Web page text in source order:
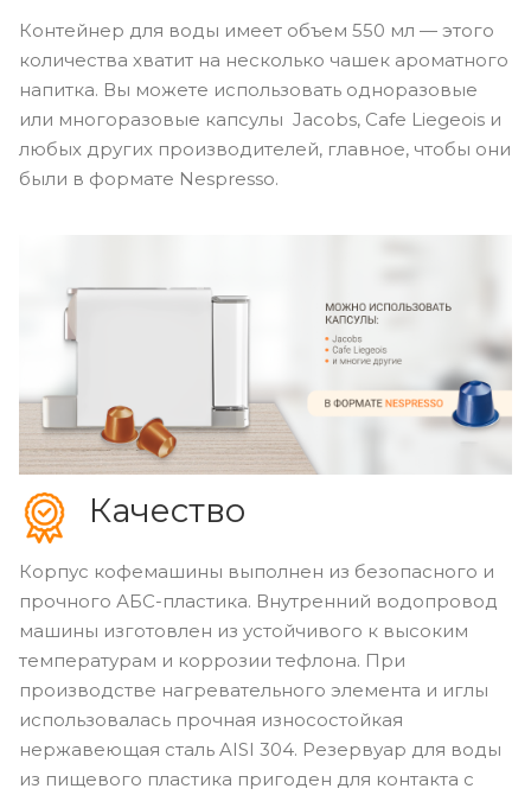
Контейнер для воды имеет объем 550 мл — этого
количества хватит на несколько чашек ароматного
напитка. Вы можете использовать одноразовые
или многоразовые капсулы Jacobs, Cafe Liegeois и
любых других производителей, главное, чтобы они
были в формате Nespresso.
Качество
Корпус кофемашины выполнен из безопасного и
прочного АБС-пластика. Внутренний водопровод
машины изготовлен из устойчивого к высоким
температурам и коррозии тефлона. При
производстве нагревательного элемента и иглы
использовалась прочная износостойкая
нержавеющая сталь AISI 304. Резервуар для воды
из пищевого пластика пригоден для контакта с